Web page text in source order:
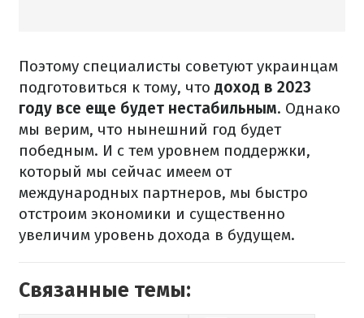
Поэтому специалисты советуют украинцам
подготовиться к тому, что доход в 2023
году все еще будет нестабильным. Однако
мы верим, что нынешний год будет
победным. И с тем уровнем поддержки,
который мы сейчас имеем от
международных партнеров, мы быстро
отстроим экономики и существенно
увеличим уровень дохода в будущем.
Связанные темы: